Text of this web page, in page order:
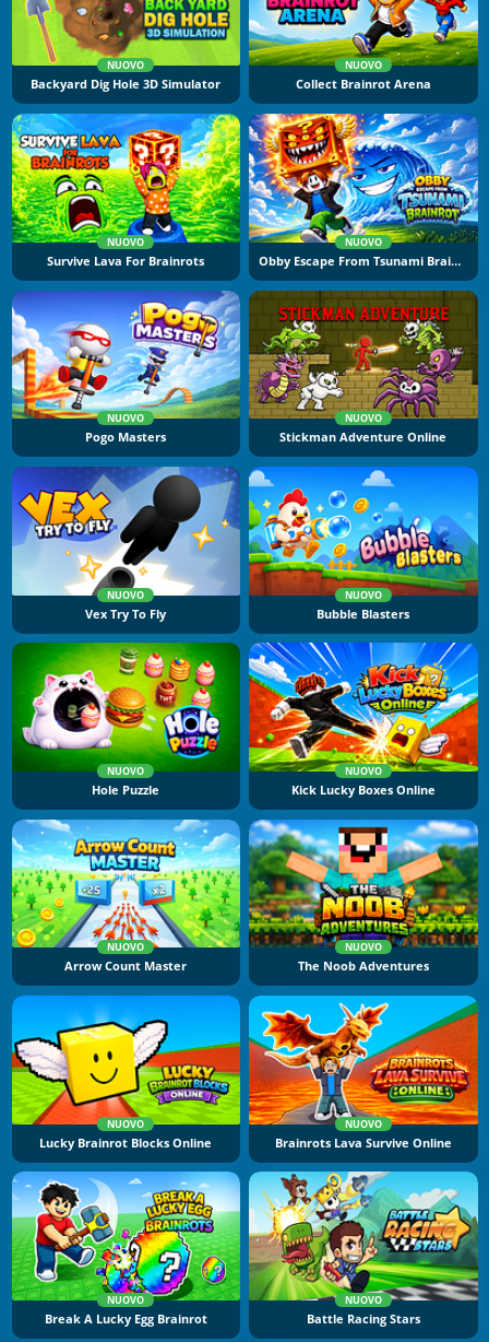
NUOVO
Backyard Dig Hole 3D Simulator
NUOVO
Collect Brainrot Arena
NUOVO
Survive Lava For Brainrots
NUOVO
Obby Escape From Tsunami Brainrot
NUOVO
Pogo Masters
NUOVO
Stickman Adventure Online
NUOVO
Vex Try To Fly
NUOVO
Bubble Blasters
NUOVO
Hole Puzzle
NUOVO
Kick Lucky Boxes Online
NUOVO
Arrow Count Master
NUOVO
The Noob Adventures
NUOVO
Lucky Brainrot Blocks Online
NUOVO
Brainrots Lava Survive Online
NUOVO
Break A Lucky Egg Brainrot
NUOVO
Battle Racing Stars